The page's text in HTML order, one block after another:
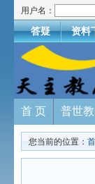
用户名：
答疑 资料
首 页 普世教
您当前的位置：